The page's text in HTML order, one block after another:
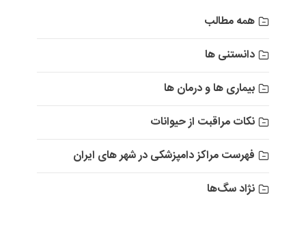
همه مطالب
دانستنی ها
بیماری ها و درمان ها
نکات مراقبت از حیوانات
فهرست مراکز دامپزشکی در شهر های ایران
نژاد سگ‌ها